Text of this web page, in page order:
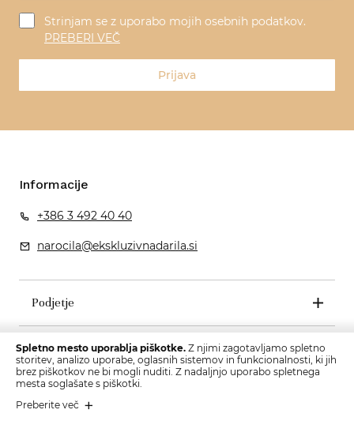
Strinjam se z uporabo mojih osebnih podatkov.
PREBERI VEČ
Prijava
Informacije
+386 3 492 40 40
narocila@ekskluzivnadarila.si
Podjetje
Pogoji poslovanja
Spletno mesto uporablja piškotke. Z njimi zagotavljamo spletno
storitev, analizo uporabe, oglasnih sistemov in funkcionalnosti, ki jih
brez piškotkov ne bi mogli nuditi. Z nadaljnjo uporabo spletnega
mesta soglašate s piškotki.
Preberite več